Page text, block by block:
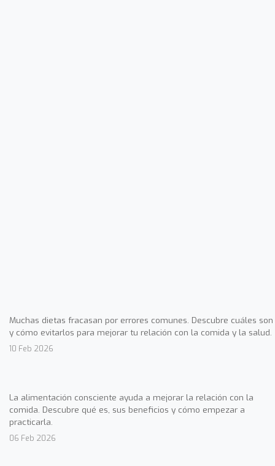
Muchas dietas fracasan por errores comunes. Descubre cuáles son
y cómo evitarlos para mejorar tu relación con la comida y la salud.
10 Feb 2026
La alimentación consciente ayuda a mejorar la relación con la
comida. Descubre qué es, sus beneficios y cómo empezar a
practicarla.
06 Feb 2026